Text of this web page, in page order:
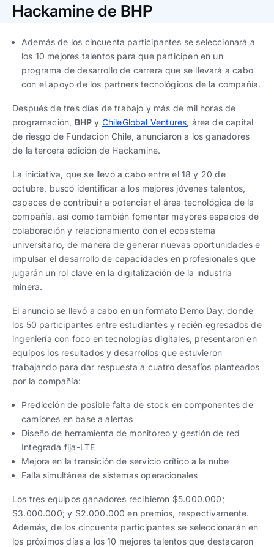
Trabaja con nosotros
Ver todo
Español|English
Ver todas
Ver todas
progresivos de gestión
Ver todos
Español|English
Español |English
Español |English
Hackamine de BHP
Además de los cincuenta participantes se seleccionará a
los 10 mejores talentos para que participen en un
programa de desarrollo de carrera que se llevará a cabo
con el apoyo de los partners tecnológicos de la compañía.
Después de tres días de trabajo y más de mil horas de
programación, BHP y ChileGlobal Ventures, área de capital
de riesgo de Fundación Chile, anunciaron a los ganadores
de la tercera edición de Hackamine.
La iniciativa, que se llevó a cabo entre el 18 y 20 de
octubre, buscó identificar a los mejores jóvenes talentos,
capaces de contribuir a potenciar el área tecnológica de la
compañía, así como también fomentar mayores espacios de
colaboración y relacionamiento con el ecosistema
universitario, de manera de generar nuevas oportunidades e
impulsar el desarrollo de capacidades en profesionales que
jugarán un rol clave en la digitalización de la industria
minera.
El anuncio se llevó a cabo en un formato Demo Day, donde
los 50 participantes entre estudiantes y recién egresados de
ingeniería con foco en tecnologías digitales, presentaron en
equipos los resultados y desarrollos que estuvieron
trabajando para dar respuesta a cuatro desafíos planteados
por la compañía:
Predicción de posible falta de stock en componentes de
camiones en base a alertas
Diseño de herramienta de monitoreo y gestión de red
Integrada fija-LTE
Mejora en la transición de servicio crítico a la nube
Falla simultánea de sistemas operacionales
Los tres equipos ganadores recibieron $5.000.000;
$3.000.000; y $2.000.000 en premios, respectivamente.
Además, de los cincuenta participantes se seleccionarán en
los próximos días a los 10 mejores talentos que destacaron